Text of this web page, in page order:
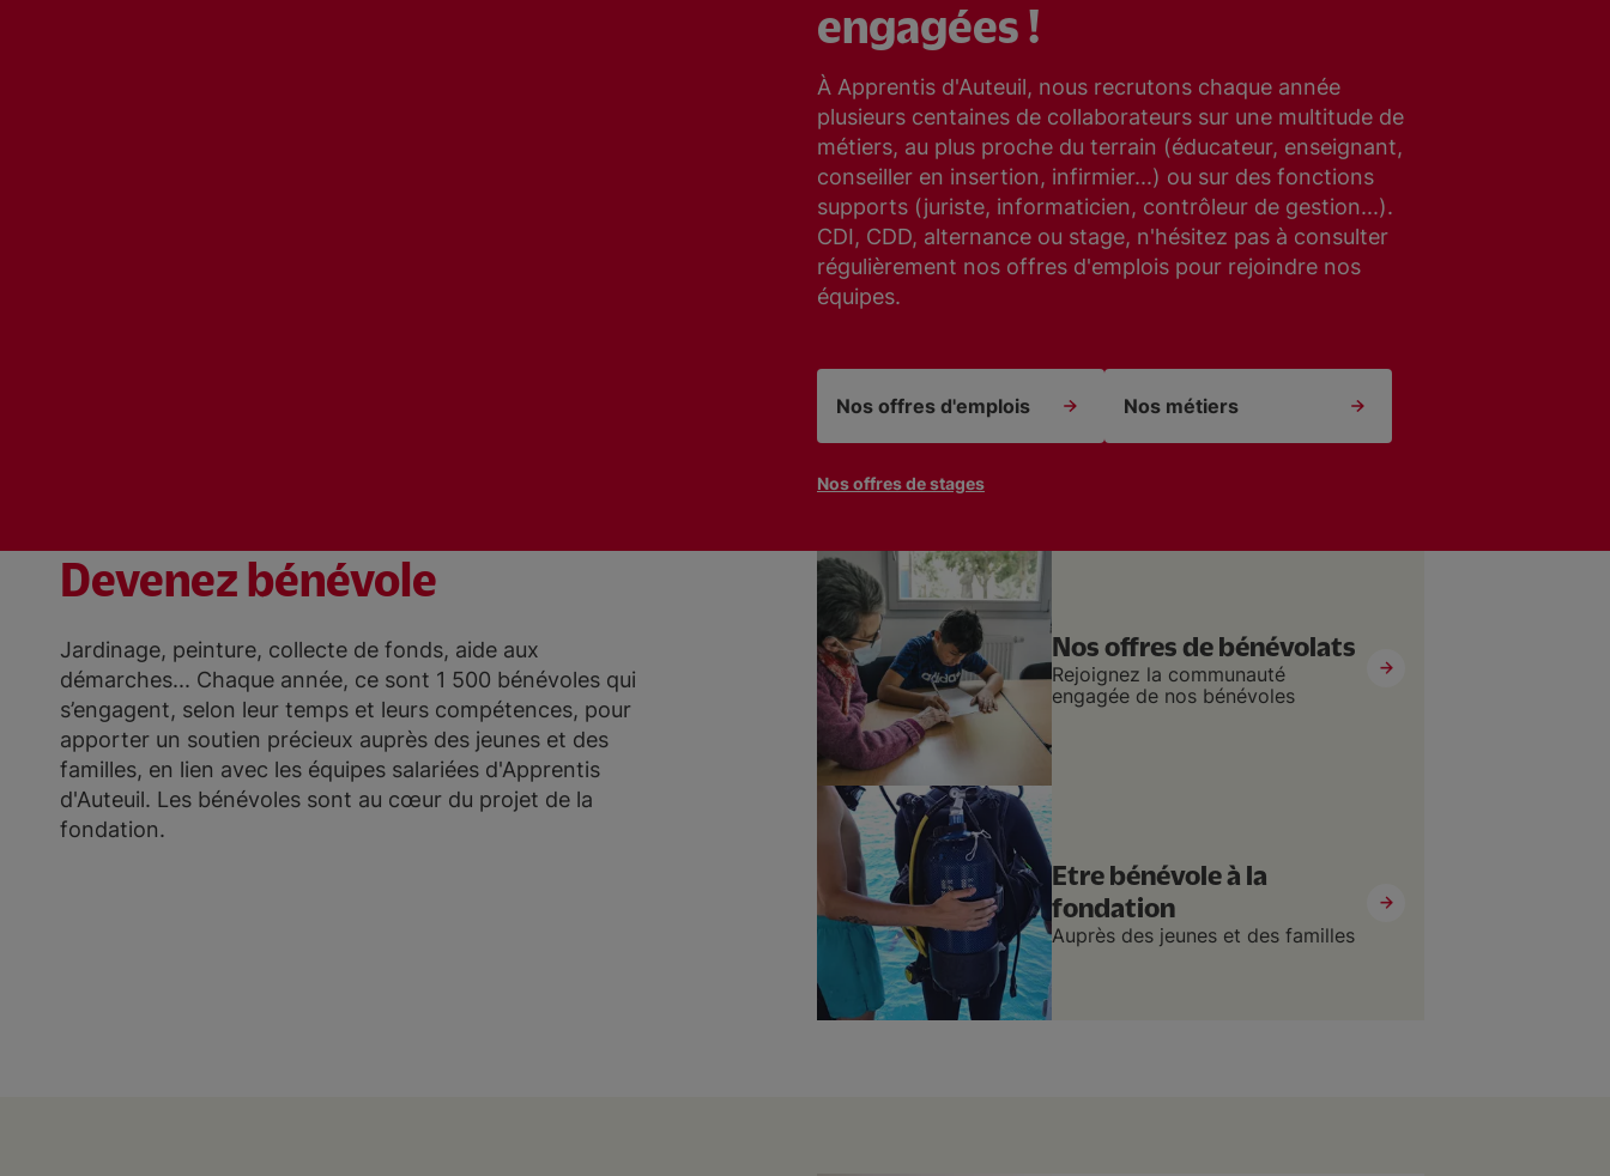
engagées !
À Apprentis d'Auteuil, nous recrutons chaque année
plusieurs centaines de collaborateurs sur une multitude de
métiers, au plus proche du terrain (éducateur, enseignant,
conseiller en insertion, infirmier...) ou sur des fonctions
supports (juriste, informaticien, contrôleur de gestion...).
CDI, CDD, alternance ou stage, n'hésitez pas à consulter
régulièrement nos offres d'emplois pour rejoindre nos
équipes.
Nos offres d'emplois Nos métiers
Nos offres de stages
Devenez bénévole
Jardinage, peinture, collecte de fonds, aide aux
démarches... Chaque année, ce sont 1 500 bénévoles qui
s’engagent, selon leur temps et leurs compétences, pour
apporter un soutien précieux auprès des jeunes et des
familles, en lien avec les équipes salariées d'Apprentis
d'Auteuil. Les bénévoles sont au cœur du projet de la
fondation.
Rejoignez la communauté
engagée de nos bénévoles
Nos offres de bénévolats
Auprès des jeunes et des familles
Etre bénévole à la
fondation